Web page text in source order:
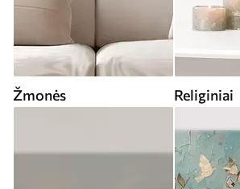
Žmonės Religiniai